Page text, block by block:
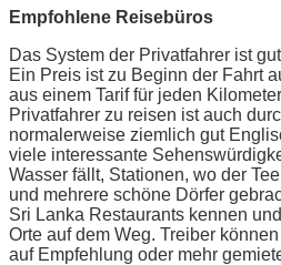
Empfohlene Reisebüros
Das System der Privatfahrer ist
Ein Preis ist zu Beginn der Fahrt
aus einem Tarif für jeden
Privatfahrer zu reisen ist auch
normalerweise ziemlich gut
viele interessante
Wasser fällt, Stationen, wo der
und mehrere schöne Dörfer
Sri Lanka Restaurants kennen
Orte auf dem Weg. Treiber
auf Empfehlung oder mehr